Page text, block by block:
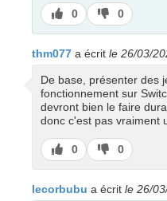
J’aime
0
J’aime
pas
0
thm077 a écrit le 26/03/
De base, présenter des
fonctionnement sur
devront bien le faire
donc c'est pas vraiment
J’aime
0
J’aime
pas
0
lecorbubu a écrit le 26/